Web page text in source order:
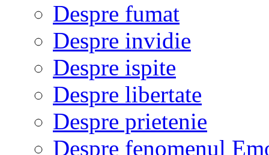
Despre fumat
Despre invidie
Despre ispite
Despre libertate
Despre prietenie
Despre fenomenul